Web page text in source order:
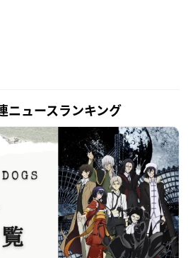
ニュースランキング